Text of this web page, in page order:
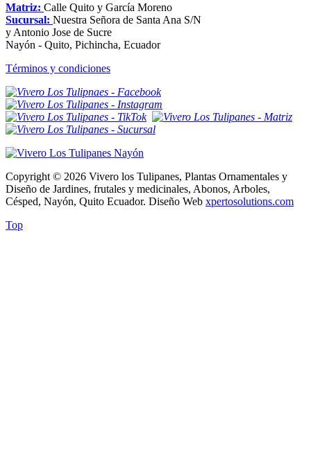
Matriz: Calle Quito y García Moreno
Sucursal: Nuestra Señora de Santa Ana S/N
y Antonio Jose de Sucre
Nayón - Quito, Pichincha, Ecuador
Términos y condiciones
Copyright © 2026 Vivero los Tulipanes, Plantas Ornamentales y
Diseño de Jardines, frutales y medicinales, Abonos, Arboles,
Césped, Nayón, Quito Ecuador. Diseño Web xpertosolutions.com
Top